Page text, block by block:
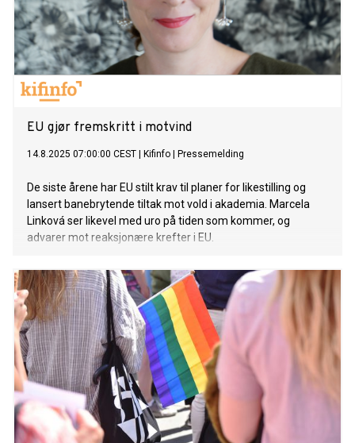
EU gjør fremskritt i motvind
14.8.2025 07:00:00 CEST Kifinfo Pressemelding
De siste årene har EU stilt krav til planer for likestilling og
lansert banebrytende tiltak mot vold i akademia. Marcela
Linková ser likevel med uro på tiden som kommer, og
advarer mot reaksjonære krefter i EU.